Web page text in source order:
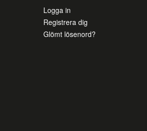
Logga in
Registrera dig
Glömt lösenord?